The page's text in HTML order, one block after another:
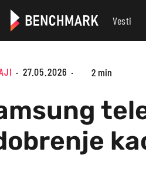
Vesti
27.05.2026 2 min